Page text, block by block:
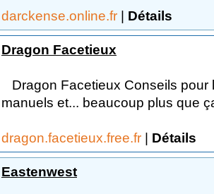
darckense.online.fr | Détails
Dragon Facetieux
Dragon Facetieux Conseils pour
manuels et... beaucoup plus que
dragon.facetieux.free.fr | Détails
Eastenwest